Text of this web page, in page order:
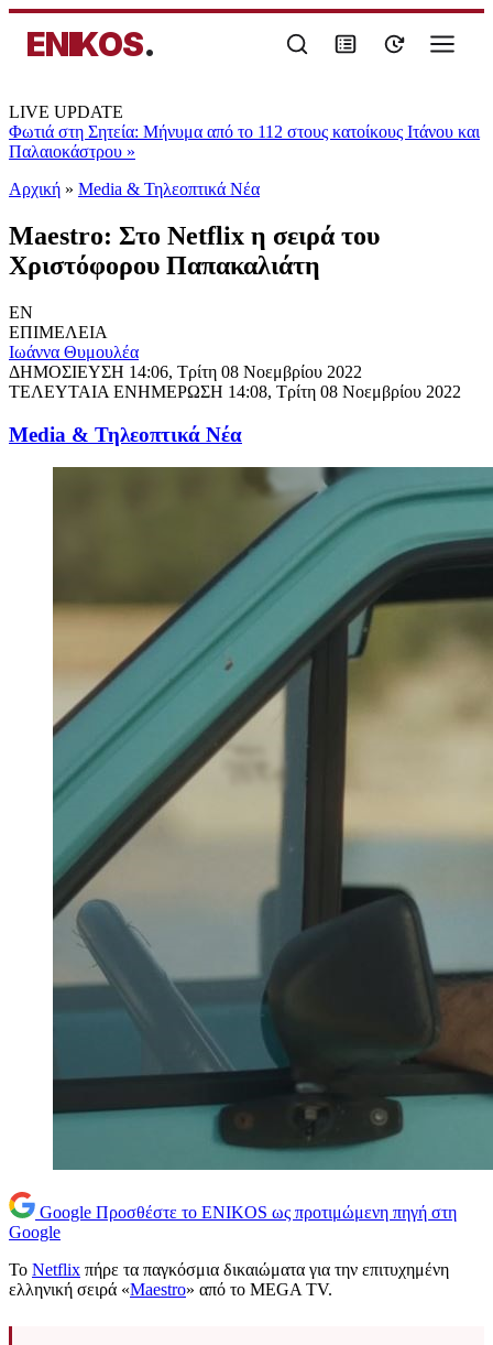
ENIKOS.
LIVE UPDATE
Φωτιά στη Σητεία: Μήνυμα από το 112 στους κατοίκους Ιτάνου και
Παλαιοκάστρου »
Αρχική » Media & Τηλεοπτικά Νέα
Maestro: Στο Netflix η σειρά του
Χριστόφορου Παπακαλιάτη
EN
ΕΠΙΜΕΛΕΙΑ
Ιωάννα Θυμουλέα
ΔΗΜΟΣΙΕΥΣΗ 14:06, Τρίτη 08 Νοεμβρίου 2022
ΤΕΛΕΥΤΑΙΑ ΕΝΗΜΕΡΩΣΗ 14:08, Τρίτη 08 Νοεμβρίου 2022
Media & Τηλεοπτικά Νέα
Google Προσθέστε το ENIKOS ως προτιμώμενη πηγή στη
Google
Το Netflix πήρε τα παγκόσμια δικαιώματα για την επιτυχημένη
ελληνική σειρά «Maestro» από το MEGA TV.